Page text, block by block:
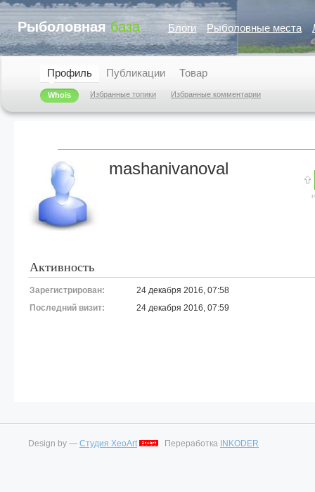
Рыболовная база Блоги Рыболовные места
Профиль
Whois Избранные топики Избранные комментарии
Публикации Товар
mashanivanoval
Активность
Зарегистрирован:
24 декабря 2016, 07:58
Последний визит:
24 декабря 2016, 07:59
Design by — Студия XeoArt Переработка INKODER